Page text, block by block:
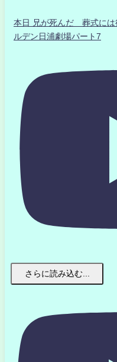
本日 兄が死んだ 葬式に
ルデン日浦劇場パート7
さらに読み込む...